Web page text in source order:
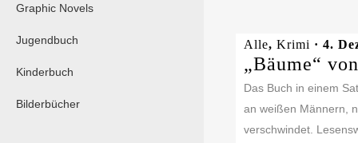
Graphic Novels
Jugendbuch
Kinderbuch
Bilderbücher
Alle, Krimi · 4.
„Bäume“
Das Buch in einem
an weißen Männern,
verschwindet.